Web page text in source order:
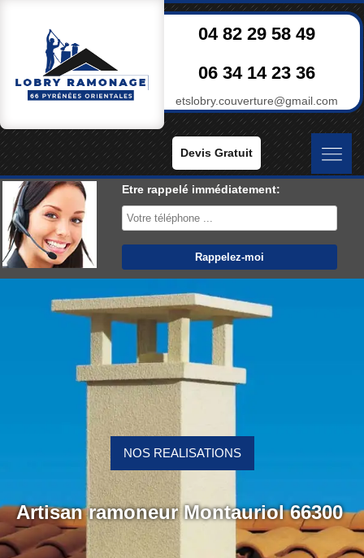
04 82 29 58 49
06 34 14 23 36
etslobry.couverture@gmail.com
Devis Gratuit
Etre rappelé immédiatement:
Artisan ramoneur Montauriol 66300
NOS REALISATIONS